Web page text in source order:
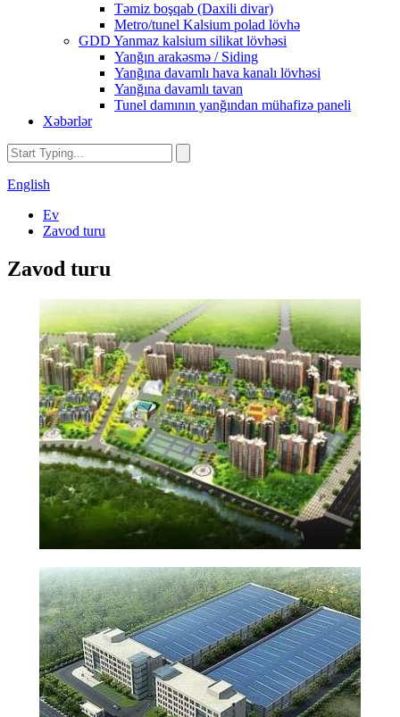
Təmiz boşqab (Daxili divar)
Metro/tunel Kalsium polad lövhə
GDD Yanmaz kalsium silikat lövhəsi
Yanğın arakəsmə / Siding
Yanğına davamlı hava kanalı lövhəsi
Yanğına davamlı tavan
Tunel damının yanğından mühafizə paneli
Xəbərlər
English
Ev
Zavod turu
Zavod turu